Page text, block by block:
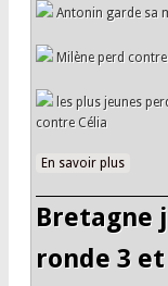
Antonin garde sa
Milène perd
les plus jeunes
contre Célia
En savoir plusà
Bretagne
ronde 3